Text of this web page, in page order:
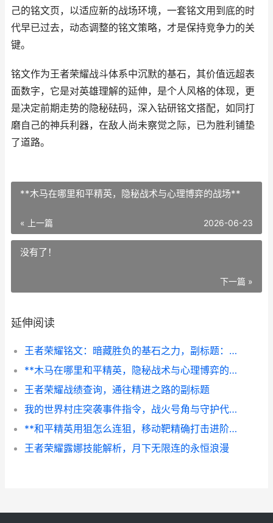
己的铭文页，以适应新的战场环境，一套铭文用到底的时
代早已过去，动态调整的铭文策略，才是保持竞争力的关
键。
铭文作为王者荣耀战斗体系中沉默的基石，其价值远超表
面数字，它是对英雄理解的延伸，是个人风格的体现，更
是决定前期走势的隐秘砝码，深入钻研铭文搭配，如同打
磨自己的神兵利器，在敌人尚未察觉之际，已为胜利铺垫
了道路。
**木马在哪里和平精英，隐秘战术与心理博弈的战场**
« 上一篇 2026-06-23
没有了！
下一篇 »
延伸阅读
王者荣耀铭文：暗藏胜负的基石之力，副标题：细析铭文搭配如何悄然主宰战场节奏
**木马在哪里和平精英，隐秘战术与心理博弈的战场**
王者荣耀战绩查询，通往精进之路的副标题
我的世界村庄突袭事件指令，战火号角与守护代码，村庄突袭的指令奥秘与实战策略
**和平精英用狙怎么连狙，移动靶精确打击进阶指南副标题**
王者荣耀露娜技能解析，月下无限连的永恒浪漫